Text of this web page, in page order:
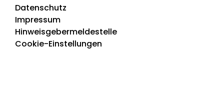
Datenschutz
Impressum
Hinweisgebermeldestelle
Cookie-Einstellungen